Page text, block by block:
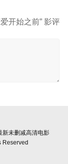
开始之前” 影评
新未删减高清电影
Reserved